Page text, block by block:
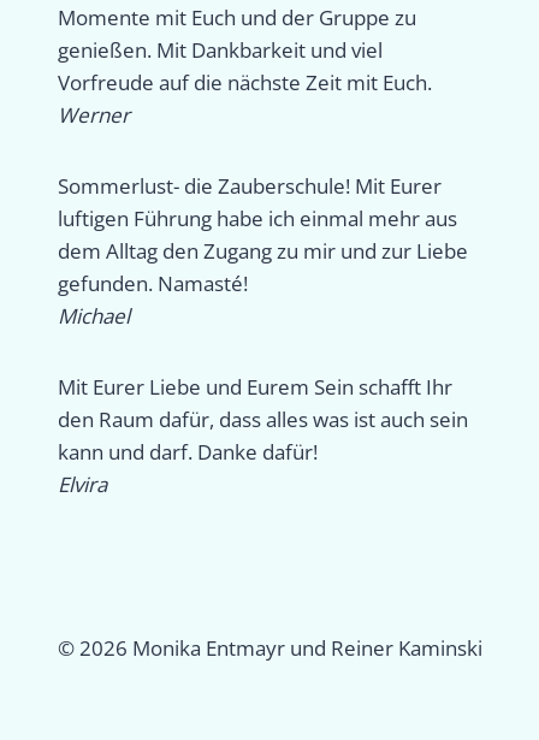
Momente mit Euch und der Gruppe zu
genießen. Mit Dankbarkeit und viel
Vorfreude auf die nächste Zeit mit Euch.
Werner
Sommerlust- die Zauberschule! Mit Eurer
luftigen Führung habe ich einmal mehr aus
dem Alltag den Zugang zu mir und zur Liebe
gefunden. Namasté!
Michael
Mit Eurer Liebe und Eurem Sein schafft Ihr
den Raum dafür, dass alles was ist auch sein
kann und darf. Danke dafür!
Elvira
© 2026 Monika Entmayr und Reiner Kaminski